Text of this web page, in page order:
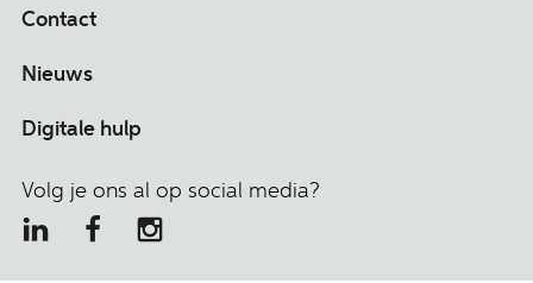
Contact
Nieuws
Digitale hulp
Volg je ons al op social media?